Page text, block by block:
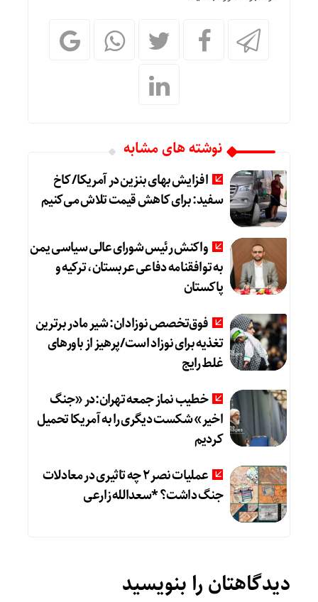
نوشته های مشابه
افزایش بهای بنزین در آمریکا/ کاخ
سفید: برای کاهش قیمت تلاش می‌کنیم
واکنش رئیس شورای عالی سیاسی یمن
به توافقنامه دفاعی عربستان، ترکیه و
پاکستان
فوق‌تخصص نوزادان: شیر مادر برترین
تغذیه برای نوزاد است/پرهیز از باورهای
غلط رایج
خطیب نماز جمعه تهران:در «جنگ
اخیر» شکست دیگری را به آمریکا تحمیل
کردیم
عملیات نصر ۲ چه تاثیری در معادلات
جنگ داشت؟ *سعدالله زارعی
دیدگاهتان را بنویسید